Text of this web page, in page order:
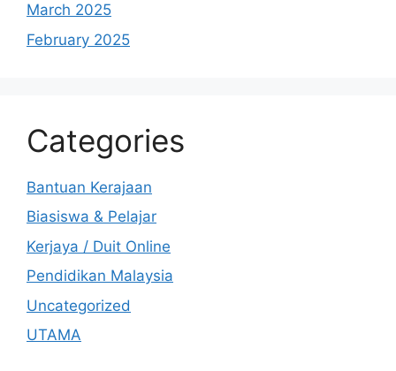
March 2025
February 2025
Categories
Bantuan Kerajaan
Biasiswa & Pelajar
Kerjaya / Duit Online
Pendidikan Malaysia
Uncategorized
UTAMA